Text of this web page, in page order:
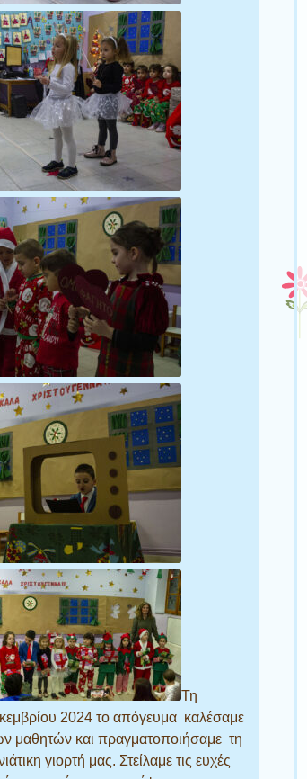
Τη
2024 το απόγευμα καλέσαμε
μαθητών και πραγματοποιήσαμε τη
γιορτή μας. Στείλαμε τις ευχές